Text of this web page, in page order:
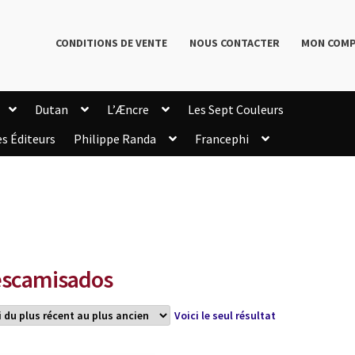
CONDITIONS DE VENTE NOUS CONTACTER MON
Dutan L’Æncre
Les Sept Couleurs
Éditeurs Philippe Randa
Francephi
Voici le seul résultat